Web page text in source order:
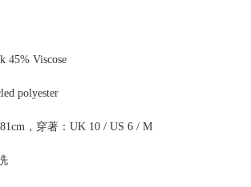
45% Viscose
polyester
，穿著：UK 10 / US 6 / M